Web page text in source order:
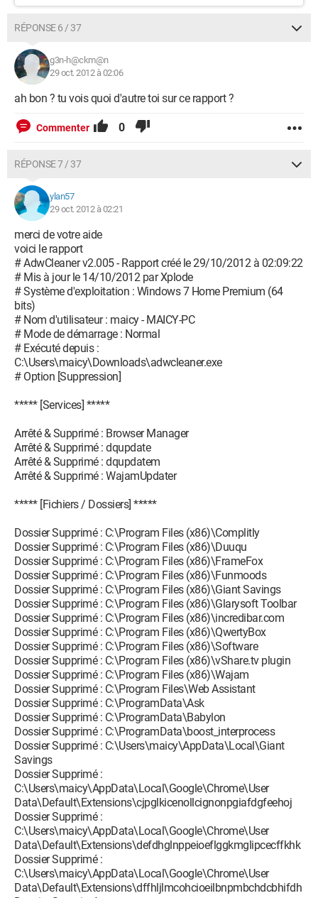
RÉPONSE 6 / 37
g3n-h@ckm@n
29 oct. 2012 à 02:06
ah bon ? tu vois quoi d'autre toi sur ce rapport ?
Commenter 0
RÉPONSE 7 / 37
ylan57
29 oct. 2012 à 02:21
merci de votre aide
voici le rapport
# AdwCleaner v2.005 - Rapport créé le 29/10/2012 à 02:09:22
# Mis à jour le 14/10/2012 par Xplode
# Système d'exploitation : Windows 7 Home Premium (64
bits)
# Nom d'utilisateur : maicy - MAICY-PC
# Mode de démarrage : Normal
# Exécuté depuis :
C:\Users\maicy\Downloads\adwcleaner.exe
# Option [Suppression]
***** [Services] *****
Arrêté & Supprimé : Browser Manager
Arrêté & Supprimé : dqupdate
Arrêté & Supprimé : dqupdatem
Arrêté & Supprimé : WajamUpdater
***** [Fichiers / Dossiers] *****
Dossier Supprimé : C:\Program Files (x86)\Complitly
Dossier Supprimé : C:\Program Files (x86)\Duuqu
Dossier Supprimé : C:\Program Files (x86)\FrameFox
Dossier Supprimé : C:\Program Files (x86)\Funmoods
Dossier Supprimé : C:\Program Files (x86)\Giant Savings
Dossier Supprimé : C:\Program Files (x86)\Glarysoft Toolbar
Dossier Supprimé : C:\Program Files (x86)\incredibar.com
Dossier Supprimé : C:\Program Files (x86)\QwertyBox
Dossier Supprimé : C:\Program Files (x86)\Software
Dossier Supprimé : C:\Program Files (x86)\vShare.tv plugin
Dossier Supprimé : C:\Program Files (x86)\Wajam
Dossier Supprimé : C:\Program Files\Web Assistant
Dossier Supprimé : C:\ProgramData\Ask
Dossier Supprimé : C:\ProgramData\Babylon
Dossier Supprimé : C:\ProgramData\boost_interprocess
Dossier Supprimé : C:\Users\maicy\AppData\Local\Giant
Savings
Dossier Supprimé :
C:\Users\maicy\AppData\Local\Google\Chrome\User
Data\Default\Extensions\cjpglkicenollcignonpgiafdgfeehoj
Dossier Supprimé :
C:\Users\maicy\AppData\Local\Google\Chrome\User
Data\Default\Extensions\defdhglnppeioeflggkmglipcecffkhk
Dossier Supprimé :
C:\Users\maicy\AppData\Local\Google\Chrome\User
Data\Default\Extensions\dffhljlmcohcioeilbnpmbchdcbhifdh